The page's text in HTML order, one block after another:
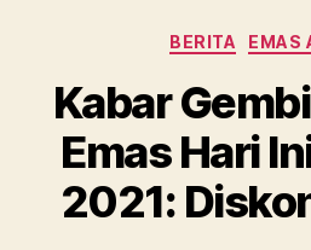
BERITA EMAS
Kabar
Emas Hari
2021: